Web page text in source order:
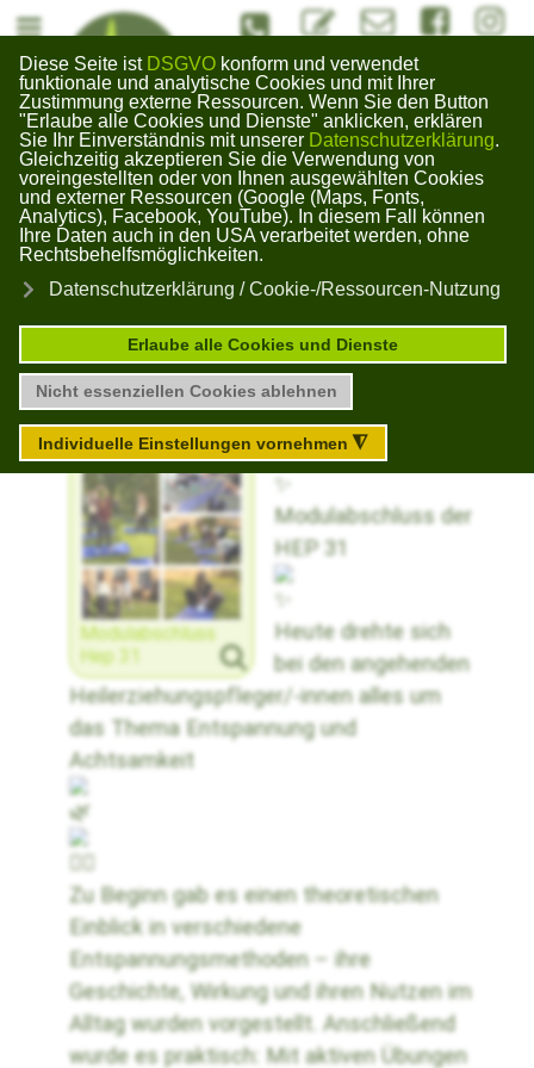
Diese Seite ist DSGVO konform und verwendet
funktionale und analytische Cookies und mit Ihrer
Zustimmung externe Ressourcen. Wenn Sie den Button
"Erlaube alle Cookies und Dienste" anklicken, erklären
Sie Ihr Einverständnis mit unserer Datenschutzerklärung.
Gleichzeitig akzeptieren Sie die Verwendung von
voreingestellten oder von Ihnen ausgewählten Cookies
und externer Ressourcen (Google (Maps, Fonts,
Analytics), Facebook, YouTube). In diesem Fall können
Ihre Daten auch in den USA verarbeitet werden, ohne
Rechtsbehelfsmöglichkeiten.
Datenschutzerklärung / Cookie-/Ressourcen-Nutzung
Individuelle Einstellungen vornehmen◮
Erlaube alle Cookies und Dienste
Nicht essenziellen Cookies ablehnen
Bildungswerk
Gera Kaimberg
#Kontaktformuarinfo@bildungswerk-
Unser Blog zu aktuellen Themen
Modulabschluss
Hep 31
Abgelaufen
Modulabschluss
Hep 31
Modulabschluss der
HEP 31
Heute drehte sich
bei den angehenden
Heilerziehungspfleger/-innen alles um
das Thema Entspannung und
Achtsamkeit
Zu Beginn gab es einen theoretischen
Einblick in verschiedene
Entspannungsmethoden – ihre
Geschichte, Wirkung und ihren Nutzen im
Alltag wurden vorgestellt. Anschließend
wurde es praktisch: Mit aktiven Übungen
×